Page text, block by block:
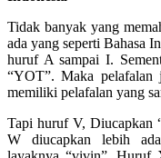
Tidak banyak yang
ada yang seperti Bahasa
huruf A sampai I.
“YOT”. Maka
memiliki pelafalan yang
Tapi huruf V, Diucapkan
W diucapkan lebih